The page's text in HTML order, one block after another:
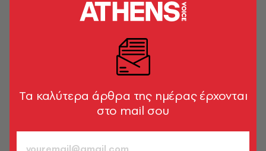
Ο Βασίλης Λαμπρινουδάκης μιλάει
για την άγνωστη Επίδαυρο, πίσω
Ξενάγηση στην αρχαία πόλη, στο Ασκληπιείο και σε
Δήμητρα Γκρους
ΤΕΥΧΟΣ 1002
11.06.2026, 13:10 8’ ΔΙΑΒΑΣΜΑ
Tα καλύτερα άρθρα της ημέρας έρχονται
στο mail σου